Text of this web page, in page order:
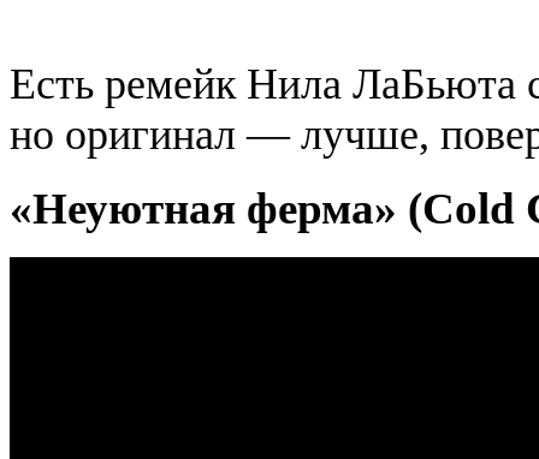
Есть ремейк Нила ЛаБьюта
но оригинал — лучше,
«Неуютная ферма» (Cold